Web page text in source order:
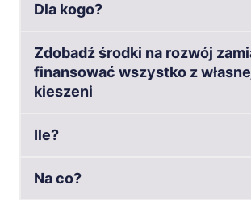
Dla kogo?
Zdobadź środki na rozwój
finansować wszystko z
kieszeni
Ile?
Na co?